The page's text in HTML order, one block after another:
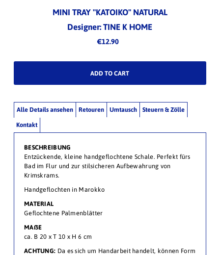
MINI TRAY "KATOIKO" NATURAL
Designer: TINE K HOME
€12.90
Alle Details ansehen Retouren Umtausch Steuern & Zölle
Kontakt
BESCHREIBUNG
Entzückende, kleine handgeflochtene Schale. Perfekt fürs
Bad im Flur und zur stilsicheren Aufbewahrung von
Krimskrams.
Handgeflochten in Marokko
MATERIAL
Geflochtene Palmenblätter
MAßE
ca. B 20 x T 10 x H 6 cm
ACHTUNG: Da es sich um Handarbeit handelt, können Form